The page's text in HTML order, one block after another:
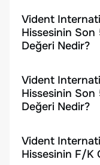
Vident
Hissesinin Son
Değeri Nedir?
Vident
Hissesinin Son
Değeri Nedir?
Vident
Hissesinin F/K